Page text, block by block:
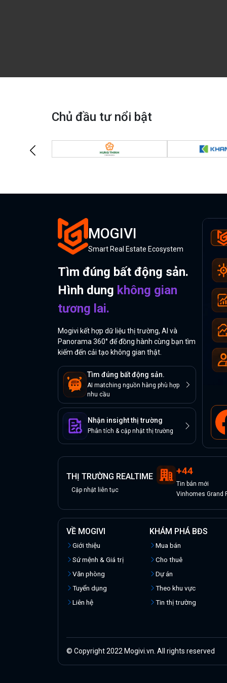
Chủ đầu tư nổi bật
MOGIVI
Smart Real Estate Ecosystem
Tìm đúng bất động sản.
Hình dung không gian
tương lai.
Mogivi kết hợp dữ liệu thị trường, AI và
Panorama 360° để đồng hành cùng bạn tìm
kiếm đến cải tạo không gian thật.
Tìm đúng bất động sản.
AI matching nguồn hàng phù hợp
nhu cầu
Nhận insight thị trường
Phân tích & cập nhật thị trường
THỊ TRƯỜNG REALTIME
Cập nhật liên tục
+44
Tin bán mới
Vinhomes Grand
VỀ MOGIVI
Giới thiệu
Sứ mệnh & Giá trị
Văn phòng
Tuyển dụng
Liên hệ
KHÁM PHÁ BĐS
Mua bán
Cho thuê
Dự án
Theo khu vực
Tin thị trường
© Copyright 2022 Mogivi.vn. All rights reserved